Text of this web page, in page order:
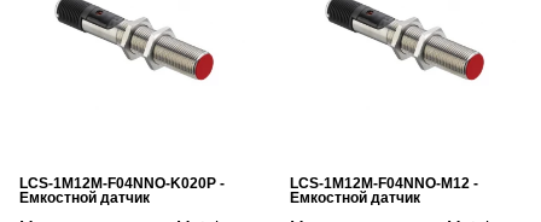
LCS-1M12M-F04NNO-K020P -
Емкостной датчик
LCS-1M12M-F04NNO-M12 -
Емкостной датчик